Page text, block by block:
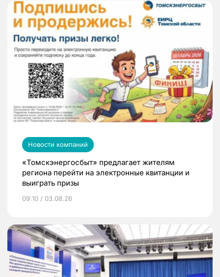
Новости компаний
«Томскэнергосбыт» предлагает жителям
региона перейти на электронные квитанции и
выиграть призы
09:10 / 03.08.26